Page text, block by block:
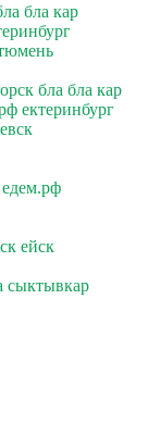
бла кар
бла бла кар
ектеринбург
едем.рф
ейск
сыктывкар